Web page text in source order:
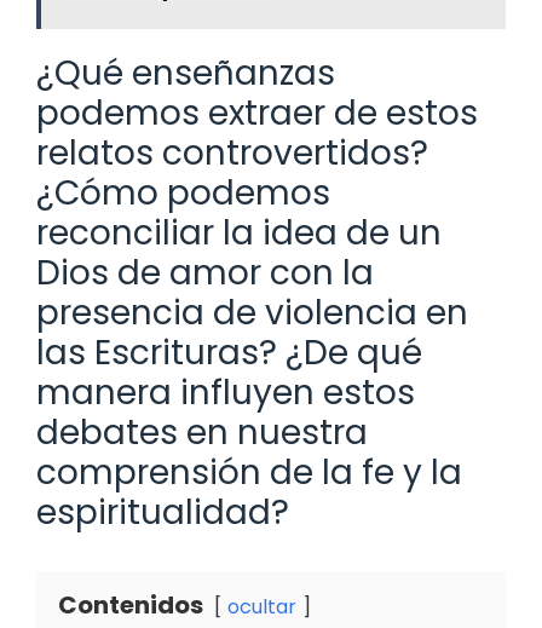
¿Qué enseñanzas
podemos extraer de estos
relatos controvertidos?
¿Cómo podemos
reconciliar la idea de un
Dios de amor con la
presencia de violencia en
las Escrituras? ¿De qué
manera influyen estos
debates en nuestra
comprensión de la fe y la
espiritualidad?
Contenidos ocultar